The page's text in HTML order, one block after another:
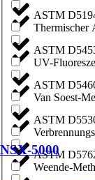
Thermischer
UV-
Van Soest-
Weende-
ASTM
ASTM
ASTM
ASTM
ASTM
NSX-5000